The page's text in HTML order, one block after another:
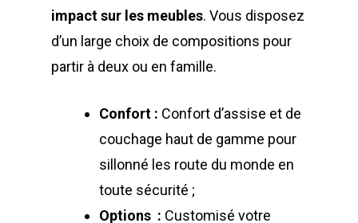
impact sur les meubles. Vous disposez
d’un large choix de compositions pour
partir à deux ou en famille.
Confort : Confort d’assise et de
couchage haut de gamme pour
sillonné les route du monde en
toute sécurité ;
Options : Customisé votre